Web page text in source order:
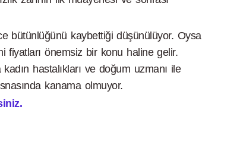
bütünlüğünü kaybettiği düşünülüyor. Oysa
fiyatları önemsiz bir konu haline gelir.
hastalıkları ve doğum uzmanı ile
kanama olmuyor.